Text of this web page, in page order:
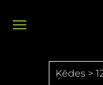
Ķēdes >